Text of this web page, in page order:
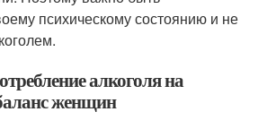
психическому состоянию и не
алкоголя на
женщин